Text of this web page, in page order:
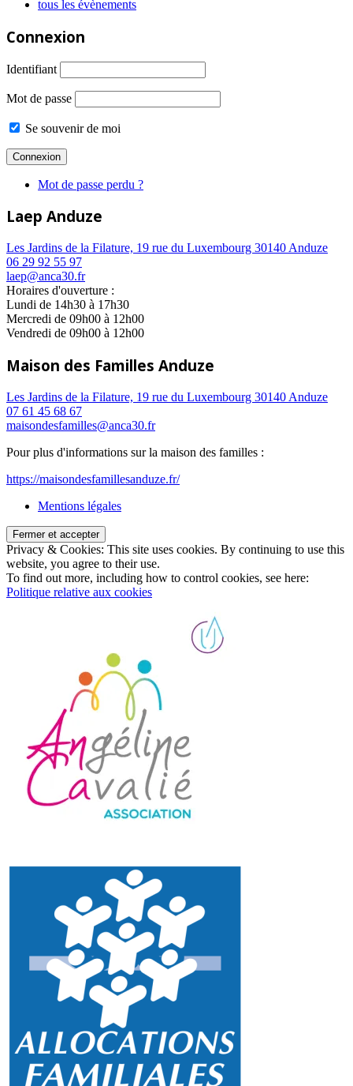
tous les évènements
Connexion
Identifiant
Mot de passe
Se souvenir de moi
Mot de passe perdu ?
Laep Anduze
Les Jardins de la Filature, 19 rue du Luxembourg 30140 Anduze
06 29 92 55 97
laep@anca30.fr
Horaires d'ouverture :
Lundi de 14h30 à 17h30
Mercredi de 09h00 à 12h00
Vendredi de 09h00 à 12h00
Maison des Familles Anduze
Les Jardins de la Filature, 19 rue du Luxembourg 30140 Anduze
07 61 45 68 67
maisondesfamilles@anca30.fr
Pour plus d'informations sur la maison des familles :
https://maisondesfamillesanduze.fr/
Mentions légales
Privacy & Cookies: This site uses cookies. By continuing to use this
website, you agree to their use.
To find out more, including how to control cookies, see here:
Politique relative aux cookies